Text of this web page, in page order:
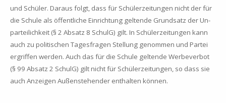
und Schü­ler. Dar­aus folgt, dass für Schü­ler­zei­tun­gen nicht der für
die Schu­le als öf­fent­li­che Ein­rich­tung gel­ten­de Grund­satz der Un­
par­tei­lich­keit (§ 2 Ab­satz 8 SchulG) gilt. In Schü­ler­zei­tun­gen kann
auch zu po­li­ti­schen Ta­ges­fra­gen Stel­lung ge­nom­men und Par­tei
er­grif­fen wer­den. Auch das für die Schu­le gel­ten­de Wer­be­ver­bot
(§ 99 Ab­satz 2 SchulG) gilt nicht für Schü­ler­zei­tun­gen, so dass sie
auch An­zei­gen Au­ßen­ste­hen­der ent­hal­ten kön­nen.